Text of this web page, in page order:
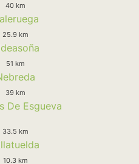
40 km
25.9 km
51 km
39 km
De Esgueva
33.5 km
10.3 km